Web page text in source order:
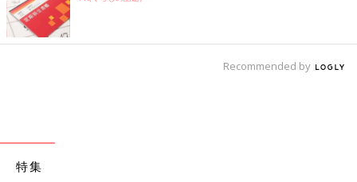
う。人や車の流れを把握できる通学と同じ時間帯が望ましいで
す。
夜は日中と景色が一変するので街灯の数や間隔、道の明るさなど
か？
Recommended by
特集